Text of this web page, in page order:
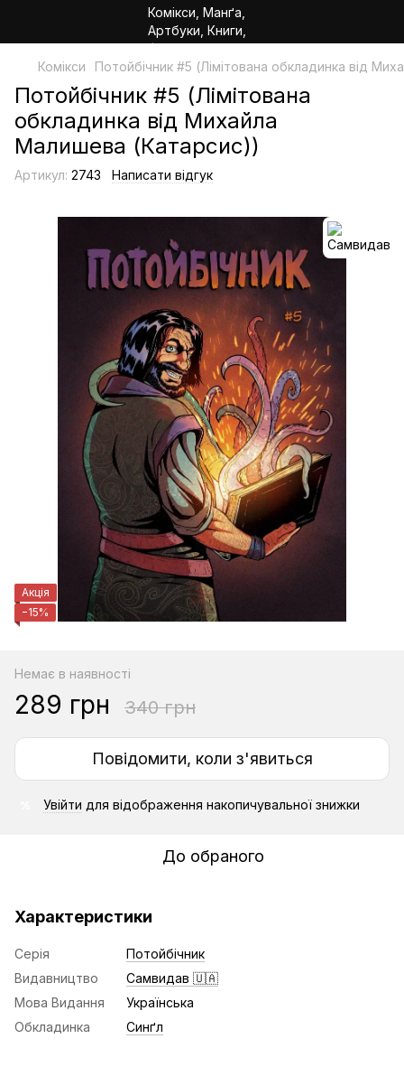
Комікси Потойбічник #5 (Лімітована обкладинка від
Потойбічник #5 (Лімітована
обкладинка від Михайла
Малишева (Катарсис))
Артикул: 2743 Написати відгук
Акція
−15%
Немає в наявності
289 грн 340 грн
Повідомити, коли з'явиться
Увійти для відображення накопичувальної знижки
До обраного
Характеристики
Серія
Потойбічник
Видавництво
Самвидав 🇺🇦
Мова Видання
Українська
Обкладинка
Синґл